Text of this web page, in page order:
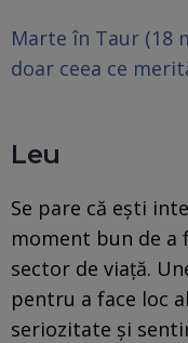
Marte în Taur (18
doar ceea ce
Leu
Se pare că ești
moment bun de a
sector de viață.
pentru a face loc
seriozitate și